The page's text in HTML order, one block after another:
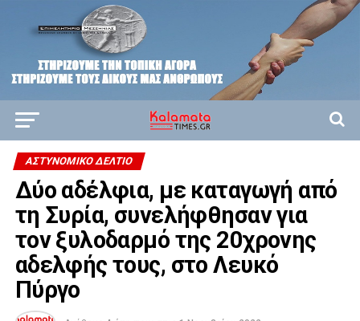
ΑΣΤΥΝΟΜΙΚΌ ΔΕΛΤΊΟ
Δύο αδέλφια, με καταγωγή από
τη Συρία, συνελήφθησαν για
τον ξυλοδαρμό της 20χρονης
αδελφής τους, στο Λευκό
Πύργο